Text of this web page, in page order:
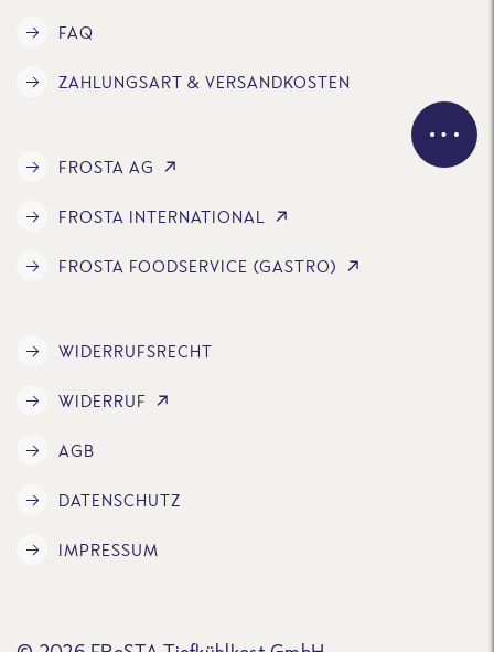
FAQ
ZAHLUNGSART & VERSANDKOSTEN
FROSTA AG
FROSTA INTERNATIONAL
FROSTA FOODSERVICE (GASTRO)
WIDERRUFSRECHT
WIDERRUF
AGB
DATENSCHUTZ
IMPRESSUM